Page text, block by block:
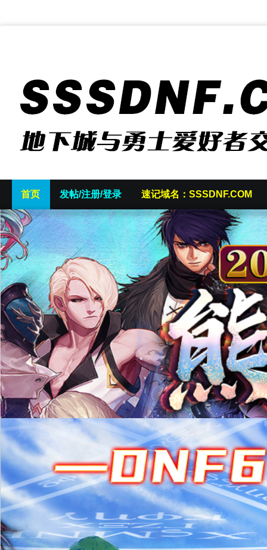
首页 发帖/注册/登录 速记域名：SSSDNF.COM